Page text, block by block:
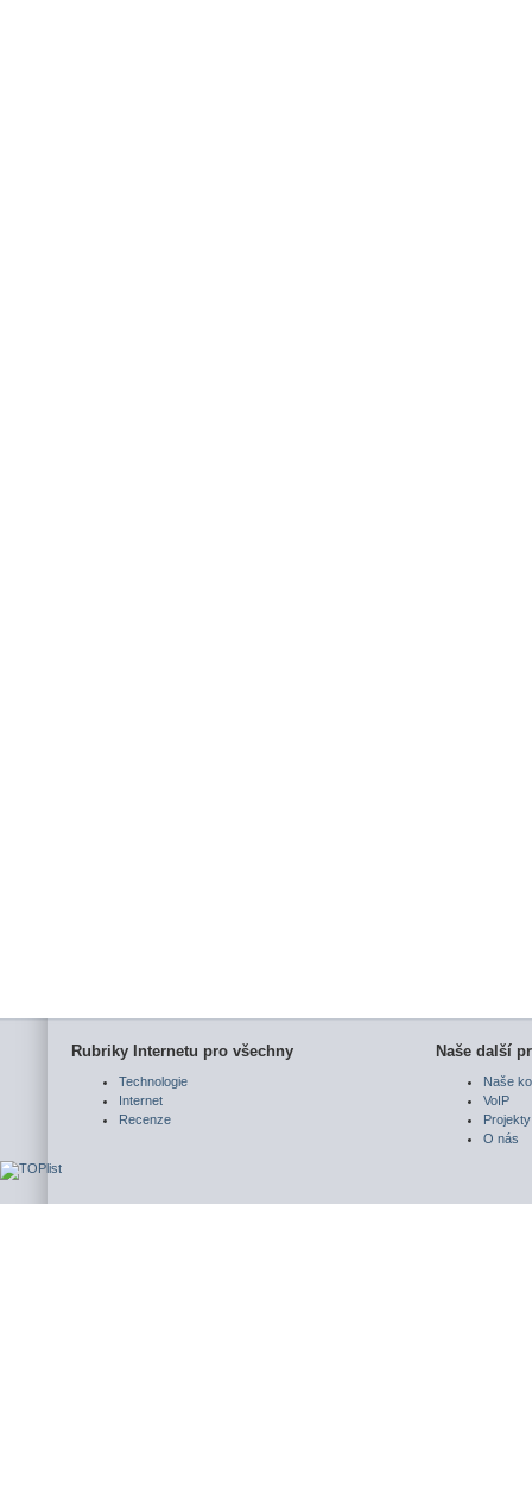
Rubriky Internetu pro všechny
Technologie
Internet
Recenze
Naše další
Naše
VoIP
Projekty
O nás